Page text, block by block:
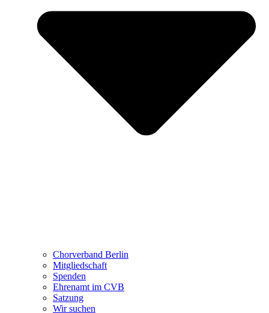
Chorverband Berlin
Mitgliedschaft
Spenden
Ehrenamt im CVB
Satzung
Wir suchen